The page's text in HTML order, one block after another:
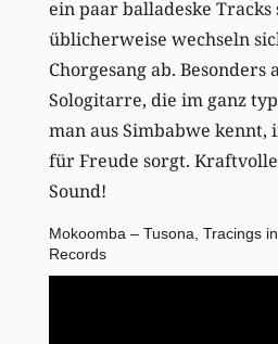
ein paar balladeske
üblicherweise wechseln
Chorgesang ab.
Sologitarre, die im ganz
man aus Simbabwe kennt,
für Freude sorgt.
Sound!
Mokoomba – Tusona, Tracings
Records